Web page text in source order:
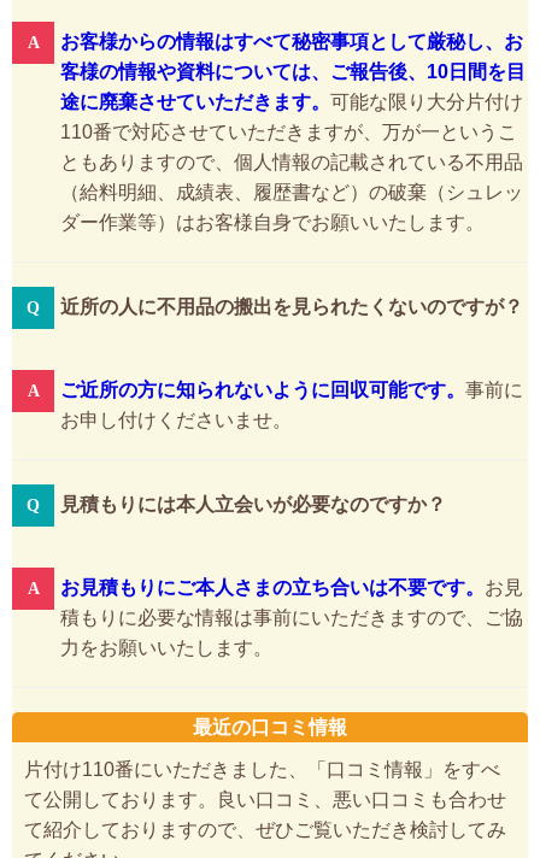
お客様からの情報はすべて秘密事項として厳秘し、お
客様の情報や資料については、ご報告後、10日間を目
途に廃棄させていただきます。 可能な限り大分片付け
110番で対応させていただきますが、万が一というこ
ともありますので、個人情報の記載されている不用品
（給料明細、成績表、履歴書など）の破棄（シュレッ
ダー作業等）はお客様自身でお願いいたします。
近所の人に不用品の搬出を見られたくないのですが？
ご近所の方に知られないように回収可能です。 事前に
お申し付けくださいませ。
見積もりには本人立会いが必要なのですか？
お見積もりにご本人さまの立ち合いは不要です。 お見
積もりに必要な情報は事前にいただきますので、ご協
力をお願いいたします。
最近の口コミ情報
片付け110番にいただきました、「口コミ情報」をすべ
て公開しております。良い口コミ、悪い口コミも合わせ
て紹介しておりますので、ぜひご覧いただき検討してみ